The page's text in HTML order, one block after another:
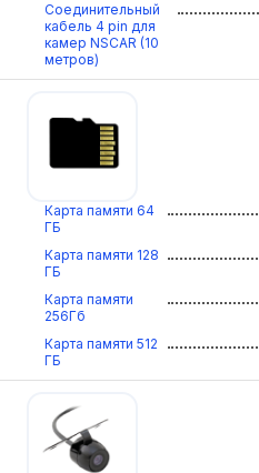
Соединительный
кабель 4 pin для
камер NSCAR (10
метров)
Карта памяти 64
ГБ
Карта памяти 128
ГБ
Карта памяти
256Гб
Карта памяти 512
ГБ